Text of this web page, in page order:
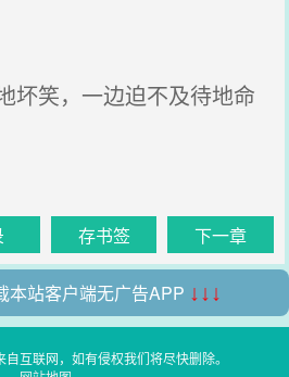
坏笑，一边迫不及待地命
存书签 下一章
本站客户端无广告APP ↓↓↓
互联网，如有侵权我们将尽快删除。